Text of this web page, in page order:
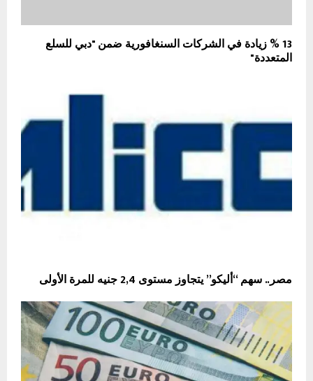
13 % زيادة في الشركات السنغافورية ضمن "دبي للسلع
المتعددة"
مصر.. سهم “أليكو” يتجاوز مستوى 2,4 جنيه للمرة الأولى